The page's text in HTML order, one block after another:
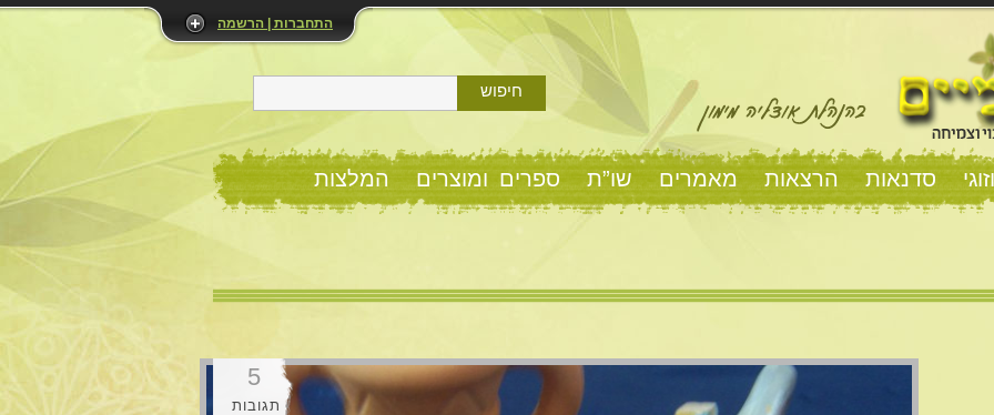
התחברות | הרשמה
חיפוש
סדנאות הרצאות מאמרים שו”ת ספרים ומוצרים המלצות
5
תגובות